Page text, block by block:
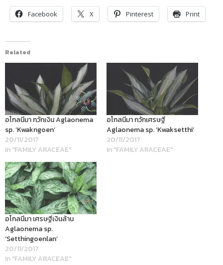
Facebook
X Pinterest Print
Related
อโกลนีมา กวักเงิน Aglaonema
sp. ‘Kwakngoen’
20/11/2017
In "FAMILY ARACEAE"
อโกลนีมา กวักเศรษฐี
Aglaonema sp. ‘Kwaksetthi’
20/11/2017
In "FAMILY ARACEAE"
อโกลนีมา เศรษฐีเงินล้าน
Aglaonema sp.
‘Setthingoenlan’
20/11/2017
In "FAMILY ARACEAE"